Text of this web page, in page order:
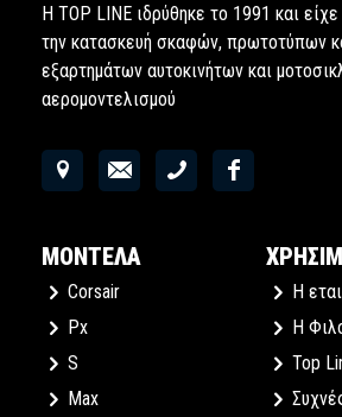
Η TOP LINE ιδρύθηκε το 1991 και
την κατασκευή σκαφών, πρωτοτύπων
εξαρτημάτων αυτοκινήτων και
αερομοντελισμού
ΜΟΝΤΕΛΑ
Corsair
Px
S
Max
Η
Η
Top